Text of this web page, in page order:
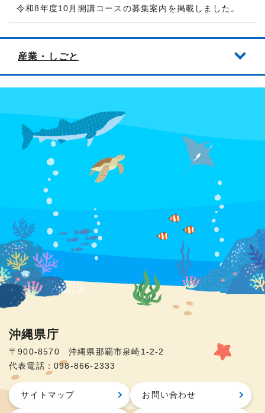
令和8年度10月開講コースの募集案内を掲載しました。
産業・しごと
沖縄県庁
〒900-8570 沖縄県那覇市泉崎1-2-2
代表電話：098-866-2333
サイトマップ お問い合わせ